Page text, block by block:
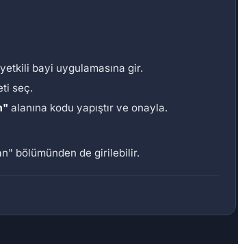
bayi uygulamasına gir.
seç.
alanına kodu yapıştır ve onayla.
bölümünden de girilebilir.